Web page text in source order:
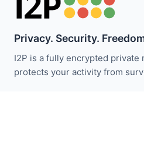
Privacy. Security.
I2P is a fully encrypted private
protects your activity from